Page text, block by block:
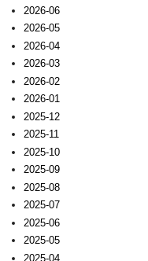
2026-06
2026-05
2026-04
2026-03
2026-02
2026-01
2025-12
2025-11
2025-10
2025-09
2025-08
2025-07
2025-06
2025-05
2025-04